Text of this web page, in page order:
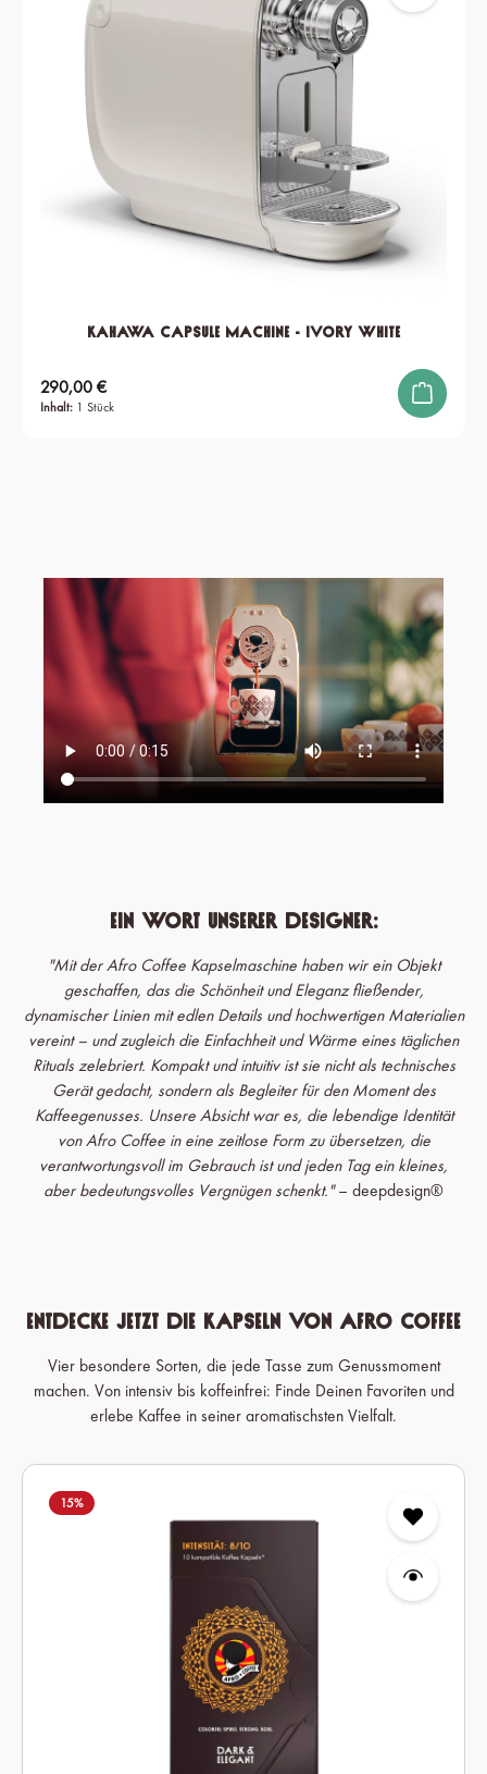
KAHAWA Capsule Machine - Ivory White
Inhalt: 1 Stück
Regulärer Preis:
290,00 €
Ein Wort unserer Designer:
"Mit der Afro Coffee Kapselmaschine haben wir ein Objekt
geschaffen, das die Schönheit und Eleganz fließender,
dynamischer Linien mit edlen Details und hochwertigen Materialien
vereint – und zugleich die Einfachheit und Wärme eines täglichen
Rituals zelebriert. Kompakt und intuitiv ist sie nicht als technisches
Gerät gedacht, sondern als Begleiter für den Moment des
Kaffeegenusses. Unsere Absicht war es, die lebendige Identität
von Afro Coffee in eine zeitlose Form zu übersetzen, die
verantwortungsvoll im Gebrauch ist und jeden Tag ein kleines,
aber bedeutungsvolles Vergnügen schenkt."– deepdesign®
Entdecke jetzt die Kapseln von Afro Coffee
Vier besondere Sorten, die jede Tasse zum Genussmoment
machen. Von intensiv bis koffeinfrei: Finde Deinen Favoriten und
erlebe Kaffee in seiner aromatischsten Vielfalt.
15%
Verwandle Deine Afro Coffee Kapseln in erfrischenden Iced
Coffee und sichere Dir jetzt20% auf ausgewählte Kapsel 12-
*Der Rabatt wird direkt im Warenkorb angewendet und ist nicht mit anderen Aktionen